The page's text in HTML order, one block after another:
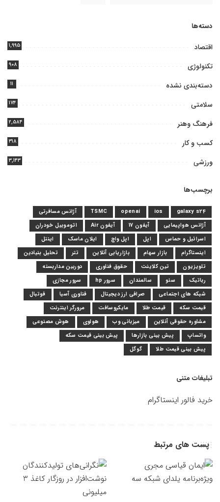
دسته‌ها
اقتصاد ۱,۹۹۵
تکنولوژی ۹۰۸
دسته‌بندی نشده ۱۱
سلامتی ۱۷۴
فرهنگ وهنر ۲,۵۸۴
کسب و کار ۳۱۸
ورزشی ۳,۱۴۳
برچسب‌ها
galaxy s24
ios
openai
TSMC
آژانس مسافرتی
آژانس هواپیمایی
آیفون 17 آیفون Air
اتوموبیل خودران
اسرائیل و حماس
اپل اپل واچ ایلان ماسک
اینتل
اینستاگرام
بازار سهام بازاریابی آنلاین تتر
تحلیل بنیادین
تلویزیون
تین کلاینت حقوق فناوری
دوربین مداربسته
رباتیک
سئو سالمندان سرور hp
سرور مجازی
شبکه های اجتماعی
صرافی ارز دیجیتال فناوری آسیا
فوتبال
قیمت سکه
قیمت طلا مایکروسافت
مرورگر اینترنت
مشاوره حقوقی آنلاین
میزبانی وب هواوی
هوش مصنوعی
واتساپ
پیش بینی بازارها
پیش بینی قیمت سکه
پیش بینی قیمت طلا
گوگل
تبلیغات متنی
خرید فالور اینستاگرام
پست های مرتبط